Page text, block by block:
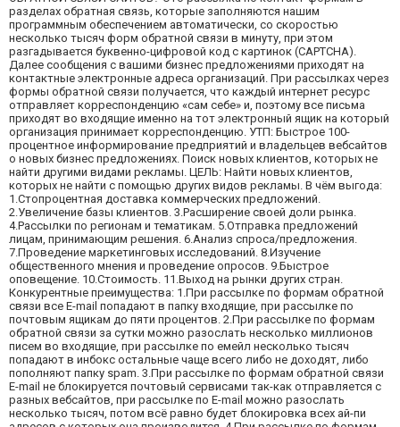
разделах обратная связь, которые заполняются нашим
программным обеспечением автоматически, со скоростью
несколько тысяч форм обратной связи в минуту, при этом
разгадывается буквенно-цифровой код с картинок (CAPTCHA).
Далее сообщения с вашими бизнес предложениями приходят на
контактные электронные адреса организаций. При рассылках через
формы обратной связи получается, что каждый интернет ресурс
отправляет корреспонденцию «сам себе» и, поэтому все письма
приходят во входящие именно на тот электронный ящик на который
организация принимает корреспонденцию. УТП: Быстрое 100-
процентное информирование предприятий и владельцев вебсайтов
о новых бизнес предложениях. Поиск новых клиентов, которых не
найти другими видами рекламы. ЦЕЛЬ: Найти новых клиентов,
которых не найти с помощью других видов рекламы. В чём выгода:
1.Стопроцентная доставка коммерческих предложений.
2.Увеличение базы клиентов. 3.Расширение своей доли рынка.
4.Рассылки по регионам и тематикам. 5.Отправка предложений
лицам, принимающим решения. 6.Анализ спроса/предложения.
7.Проведение маркетинговых исследований. 8.Изучение
общественного мнения и проведение опросов. 9.Быстрое
оповещение. 10.Стоимость. 11.Выход на рынки других стран.
Конкурентные преимущества: 1.При рассылке по формам обратной
связи все E-mail попадают в папку входящие, при рассылке по
почтовым ящикам до пяти процентов. 2.При рассылке по формам
обратной связи за сутки можно разослать несколько миллионов
писем во входящие, при рассылке по емейл несколько тысяч
попадают в инбокс остальные чаще всего либо не доходят, либо
пополняют папку spam. 3.При рассылке по формам обратной связи
E-mail не блокируется почтовый сервисами так-как отправляется с
разных вебсайтов, при рассылке по E-mail можно разослать
несколько тысяч, потом всё равно будет блокировка всех ай-пи